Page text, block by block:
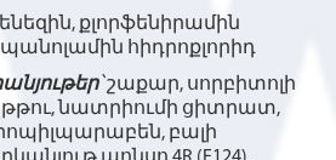
քլորֆենիրամին
հիդրոքլորիդ
՝ շաքար, սորբիտոլի
նատրիումի ցիտրատ,
բալի